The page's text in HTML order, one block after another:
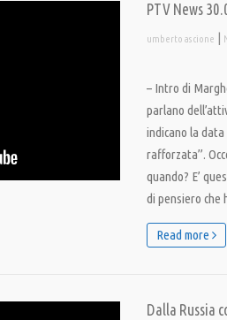
PTV News
umberto ascione |
– Intro di
parlano
indicano la data
rafforzata”.
quando? E’
di pensiero che
Read more
Dalla Russia